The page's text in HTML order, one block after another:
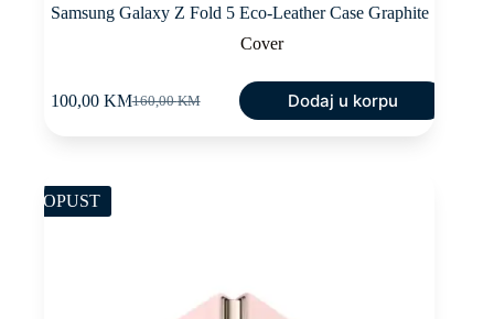
Samsung Galaxy Z Fold 5 Eco-Leather Case Graphite
Cover
160,00KM
Original
100,00 KMCurrent
Dodaj u korpu
POPUST